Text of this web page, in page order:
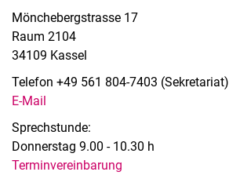
Mönchebergstrasse 17
Raum 2104
34109 Kassel
Telefon +49 561 804-7403 (Sekretariat)
E-Mail
Sprechstunde:
Donnerstag 9.00 - 10.30 h
Terminvereinbarung